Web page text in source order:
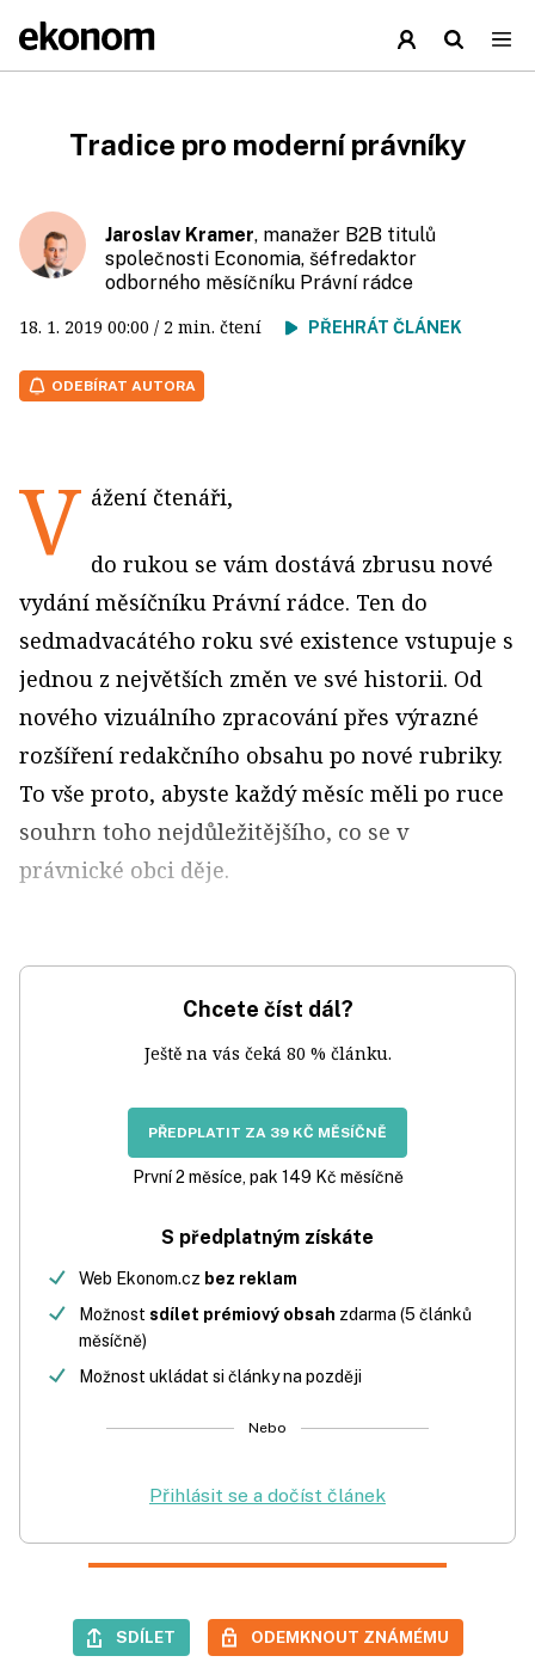
Tradice pro moderní právníky
Jaroslav Kramer, manažer B2B titulů
společnosti Economia, šéfredaktor
odborného měsíčníku Právní rádce
18. 1. 2019 00:00 / 2 min. čtení PŘEHRÁT ČLÁNEK
ODEBÍRAT AUTORA
V ážení čtenáři,
do rukou se vám dostává zbrusu nové
vydání měsíčníku Právní rádce. Ten do
sedmadvacátého roku své existence vstupuje s
jednou z největších změn ve své historii. Od
nového vizuálního zpracování přes výrazné
rozšíření redakčního obsahu po nové rubriky.
To vše proto, abyste každý měsíc měli po ruce
souhrn toho nejdůležitějšího, co se v
právnické obci děje.
Chcete číst dál?
Ještě na vás čeká 80 % článku.
PŘEDPLATIT ZA 39 KČ MĚSÍČNĚ
První 2 měsíce, pak 149 Kč měsíčně
S předplatným získáte
Web Ekonom.cz bez reklam
Možnost sdílet prémiový obsah zdarma (5 článků
měsíčně)
Možnost ukládat si články na později
Nebo
Přihlásit se a dočíst článek
SDÍLET ODEMKNOUT ZNÁMÉMU